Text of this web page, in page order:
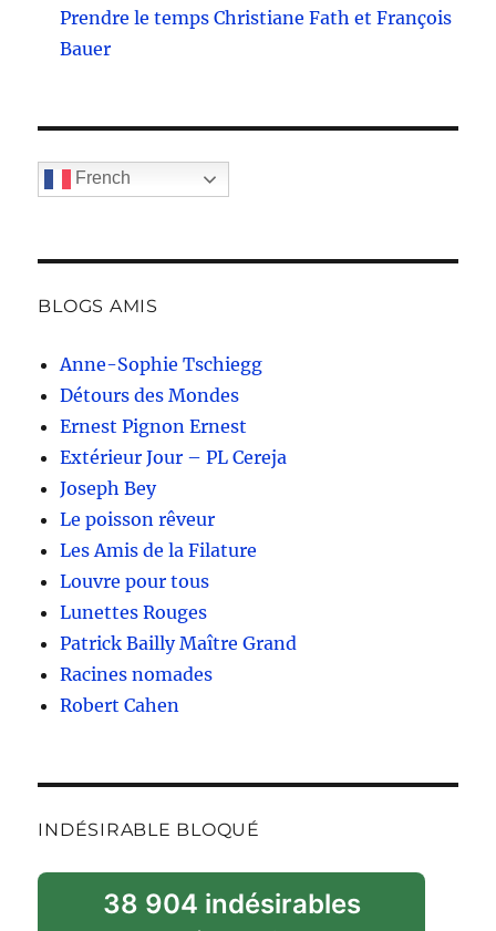
Prendre le temps Christiane Fath et François
Bauer
French
BLOGS AMIS
Anne-Sophie Tschiegg
Détours des Mondes
Ernest Pignon Ernest
Extérieur Jour – PL Cereja
Joseph Bey
Le poisson rêveur
Les Amis de la Filature
Louvre pour tous
Lunettes Rouges
Patrick Bailly Maître Grand
Racines nomades
Robert Cahen
INDÉSIRABLE BLOQUÉ
38 904 indésirables